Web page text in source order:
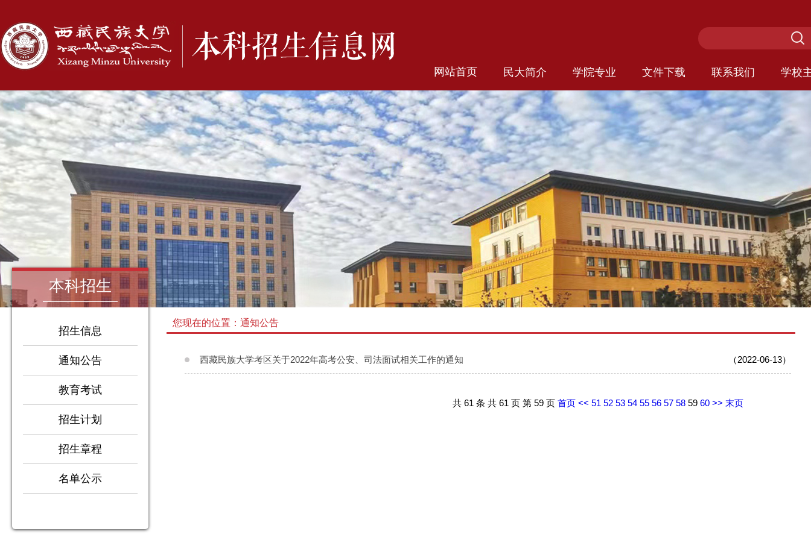
网站首页 民大简介 学院专业 文件下载 联系我们 学校
本科招生
招生信息
通知公告
教育考试
招生计划
招生章程
名单公示
您现在的位置：通知公告
（2022-06-13）
西藏民族大学考区关于2022年高考公安、司法面试相关工作的通知
共 61 条 共 61 页 第 59 页 首页 << 51 52 53 54 55 56 57 58 59 60 >> 末页